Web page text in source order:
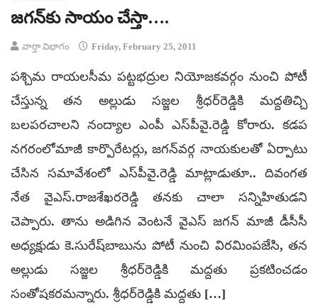
జగన్‌కు సాయం చేస్తా….
వార్తా విభాగం Friday, February 25, 2011
పశ్చిమ రాయలసీమ పట్టభద్రుల నియోజకవర్గం నుంచి పోటీ
చేస్తున్న తన అల్లుడు సజ్జల శ్రీధర్‌రెడ్డికి మద్దతిచ్చి
బలపరచాలని నంద్యాల ఎంపీ ఎస్‌పీవై.రెడ్డి కోరారు. కడప
నగరంలోమాజీ కార్పొరేటర్లు, జగన్‌వర్గ నాయకులతో ఏర్పాటు
చేసిన సమావేశంలో ఎస్‌పీవై.రెడ్డి మాట్లాడుతూ.. దివంగత
నేత వైఎస్.రాజశేఖరరెడ్డి తనకు చాలా సన్నిహితుడని
చెప్పారు. తాను అడిగిన వెంటనే వైఎస్ జగన్ మాజీ డీసీసీ
అధ్యక్షుడు కె.సురేష్‌బాబును పోటీ నుంచి విరమింపజేసి, తన
అల్లుడు సజ్జల శ్రీధర్‌రెడ్డికి మద్దతు ప్రకటించడం
సంతోషకరమన్నారు. శ్రీధర్‌రెడ్డికి మద్దతు […]